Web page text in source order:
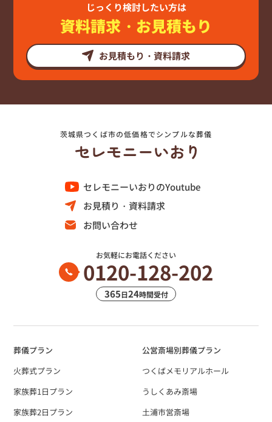
じっくり検討したい方は
資料請求・お見積もり
お見積もり・資料請求
茨城県つくば市の低価格でシンプルな葬儀
セレモニーいおりのYoutube
お見積り・資料請求
お問い合わせ
お気軽にお電話ください
0120-128-202
365日24時間受付
葬儀プラン
火葬式プラン
家族葬1日プラン
家族葬2日プラン
公営斎場別葬儀プラン
つくばメモリアルホール
うしくあみ斎場
土浦市営斎場